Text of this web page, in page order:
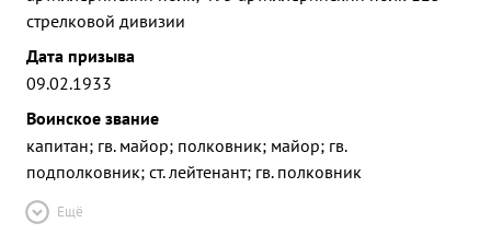
стрелковой дивизии
Дата призыва
09.02.1933
Воинское звание
капитан; гв. майор; полковник; майор; гв.
подполковник; ст. лейтенант; гв. полковник
Ещё